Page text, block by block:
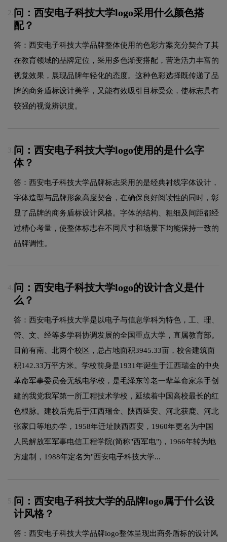
2. 问：西安电子科技大学logo采用什么颜色搭
配？
答：西安电子科技大学品牌整体使用的色彩方案充分契合了其
在教育领域的品牌定位，采用多色渐变搭配，营造活力丰富的
视觉效果，展现品牌年轻化的态度。这种色彩选择既传递了品
牌的商务盾标设计美学，又能有效吸引目标受众，使标志具有
较强的视觉辨识度。
3. 问：西安电子科技大学logo使用的是什么字
体？
答：西安电子科技大学品牌标志采用的是经典衬线字体设计，
字体造型与品牌形象高度契合，在确保良好阅读性的同时，彰
显了品牌的商务盾标设计风格。字体的结构、粗细及间距都经
过精心考量，使整体标志在不同尺寸和场景下均能保持一致的
品牌调性。
4. 问：西安电子科技大学logo的设计含义是什
么？
答：西安电子科技大学是以电子与信息学科为特色，工、理、
管、文、经等多学科协调发展的全国重点大学，直属教育部。
目前有南、北两个校区，总占地面积3945.33亩，校舍建筑面
积142.33万平方米。学校前身是1931年诞生于江西瑞金的中央
革命军事委员会无线电学校，是毛泽东等老一辈革命家亲手创
建的我党我军第一所工程技术学校，延续着中国高校最长的红
色根脉。建校后先后于江西瑞金、陕西延安、河北获鹿、河北
张家口等地办学，1958年迁址陕西西安，1960年更名为中国
人民解放军军事电信工程学院(简称"西军电")，1966年转为地
方建制，1988年定名为"西安电子科技大学...
5. 问：西安电子科技大学的品牌logo属于什么设
计风格？
答：西安电子科技大学品牌logo整体呈现出商务盾标的设计风